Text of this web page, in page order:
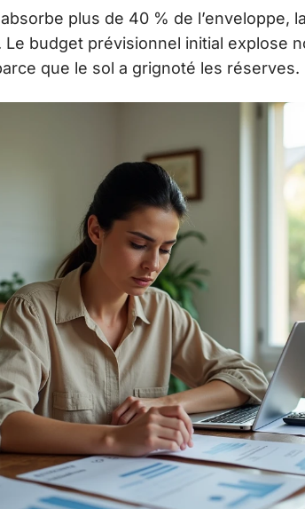
plus de 40 % de l’enveloppe,
Le budget prévisionnel initial explose
que le sol a grignoté les réserves.